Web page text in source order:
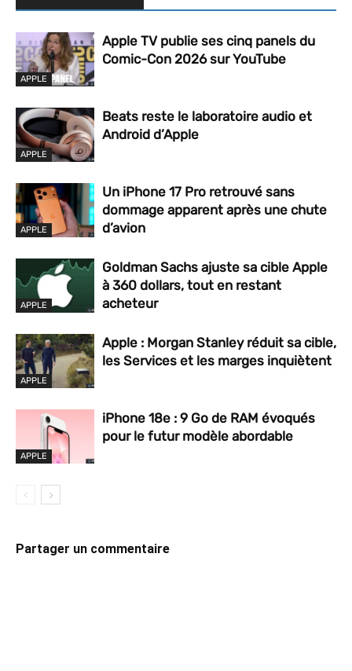
APPLE
Apple TV publie ses cinq panels du
Comic-Con 2026 sur YouTube
APPLE
Beats reste le laboratoire audio et
Android d’Apple
APPLE
Un iPhone 17 Pro retrouvé sans
dommage apparent après une chute
d’avion
APPLE
Goldman Sachs ajuste sa cible Apple
à 360 dollars, tout en restant
acheteur
APPLE
Apple : Morgan Stanley réduit sa cible,
les Services et les marges inquiètent
APPLE
iPhone 18e : 9 Go de RAM évoqués
pour le futur modèle abordable
Partager un commentaire